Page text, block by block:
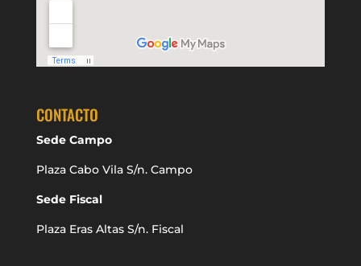
CONTACTO
Sede Campo
Plaza Cabo Vila S/n. Campo
Sede Fiscal
Plaza Eras Altas S/n. Fiscal